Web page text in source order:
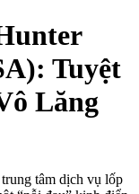
Tuyệt
Lăng
tâm dịch vụ lốp